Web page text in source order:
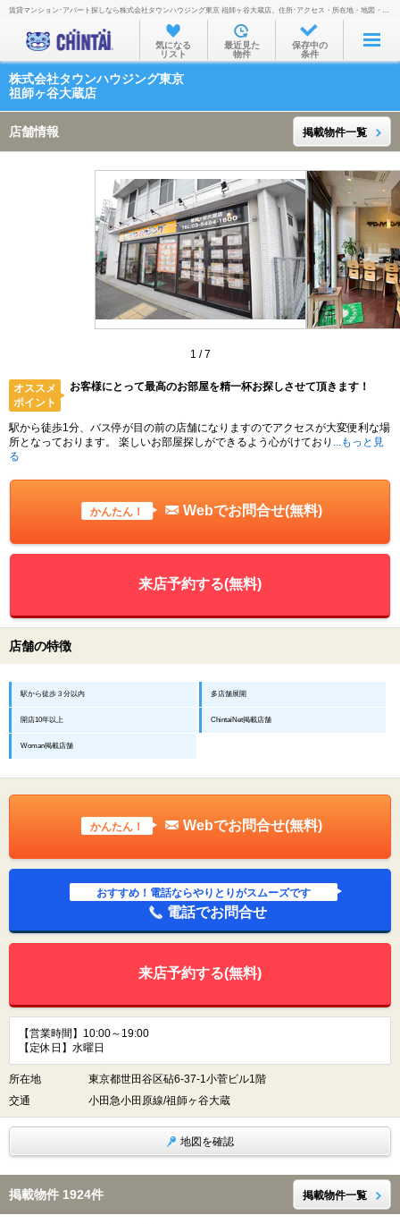
お部屋を探す
沿線・駅から
通勤通学時間から
物件特集から
不動産会社から
TOP
賃貸マンション･アパート探しなら株式会社タウンハウジング東京 祖師ヶ谷大蔵店。住所･アクセス・所在地・地図・営業時間・定休日・電話番号などを掲載。
気になる
リスト
最近見た
物件
保存中の
条件
株式会社タウンハウジング東京
祖師ヶ谷大蔵店
店舗情報 掲載物件一覧
1 /7
オススメ
ポイント
お客様にとって最高のお部屋を精一杯お探しさせて頂きます！
駅から徒歩1分、バス停が目の前の店舗になりますのでアクセスが大変便利な場
所となっております。 楽しいお部屋探しができるよう心がけており
...もっと見
る
かんたん！ Webでお問合せ(無料)
来店予約する(無料)
店舗の特徴
駅から徒歩３分以内 多店舗展開
開店10年以上 ChintaiNet掲載店舗
Woman掲載店舗
かんたん！ Webでお問合せ(無料)
おすすめ！電話ならやりとりがスムーズです
電話でお問合せ
来店予約する(無料)
【営業時間】10:00～19:00
【定休日】水曜日
所在地
東京都世田谷区砧6-37-1小菅ビル1階
交通
小田急小田原線/祖師ヶ谷大蔵
地図を確認
掲載物件 1924件 掲載物件一覧